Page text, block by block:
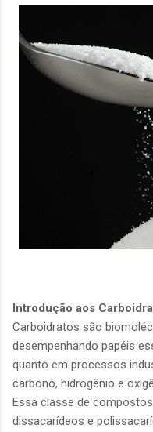
Introdução aos
Carboidratos são
desempenhando papéis
quanto em processos
carbono, hidrogênio e
Essa classe de
dissacarídeos e